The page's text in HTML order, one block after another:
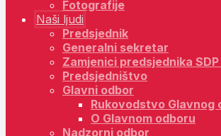
Fotografije
Naši ljudi
Predsjednik
Generalni sekretar
Zamjenici predsjednika SDP
Predsjedništvo
Glavni odbor
Rukovodstvo Glavnog
O Glavnom odboru
Nadzorni odbor